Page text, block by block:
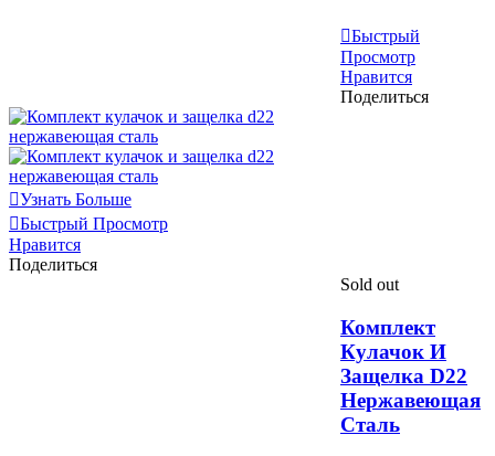
Быстрый
Просмотр
Нравится
Поделиться
Узнать Больше
Быстрый Просмотр
Нравится
Поделиться
Sold out
Комплект
Кулачок И
Защелка D22
Нержавеющая
Сталь